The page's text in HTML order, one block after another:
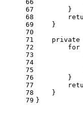
66
67
68
69
70
71
72
73
74
75
76
77
78
79
        }
    }
private
for
        }
    }
}